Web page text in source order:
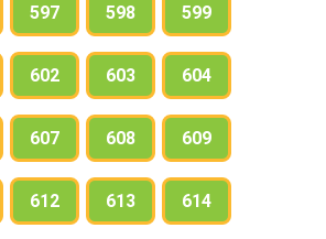
597 598 599
602 603 604
607 608 609
612 613 614